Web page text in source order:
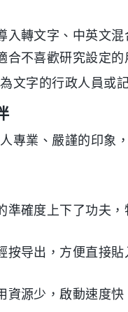
入轉文字、中英文
合不喜歡研究設定的
文字的行政人員或記
專業、嚴謹的印象
準確度上下了功夫
按导出，方便直接
資源少，啟動速度快